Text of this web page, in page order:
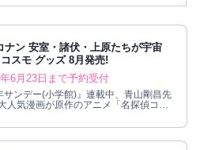
ナン 安室・諸伏・上原たちが宇宙
スモ グッズ 8月発売!
6月23日まで予約受付
サンデー(小学館)』連載中、青山剛昌先
人気漫画が原作のアニメ「名探偵コナ
上旬に発売される。宇宙服を着た安室